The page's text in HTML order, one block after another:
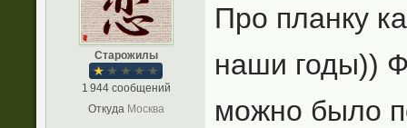
Старожилы
1 944 сообщений
Откуда Москва
Про планку
наши годы))
можно было